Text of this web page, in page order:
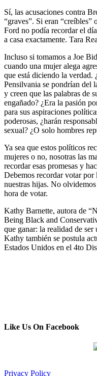
Sí, las acusaciones contra
“graves”. Si eran
Ford no podía recordar el
a casa exactamente. Tara
Incluso si tomamos a Joe
cuando una mujer alega
que está diciendo la verdad.
Pensilvania se pondrían del
y creen que las palabras de
engañado? ¿Era la pasión
para sus aspiraciones
poderosas, ¿harán
sexual? ¿O solo hombres
Ya sea que estos políticos
mujeres o no, nosotras las
recordar esas promesas y
Debemos recordar votar por
nuestras hijas. No
hora de votar.
Kathy Barnette, autora de
Being Black and
que ganar: la realidad de
Kathy también se postula
Estados Unidos en el 4to
Like Us On Facebook
Privacy Policy